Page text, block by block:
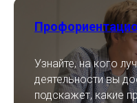
Узнайте, на кого
деятельности вы
подскажет, какие